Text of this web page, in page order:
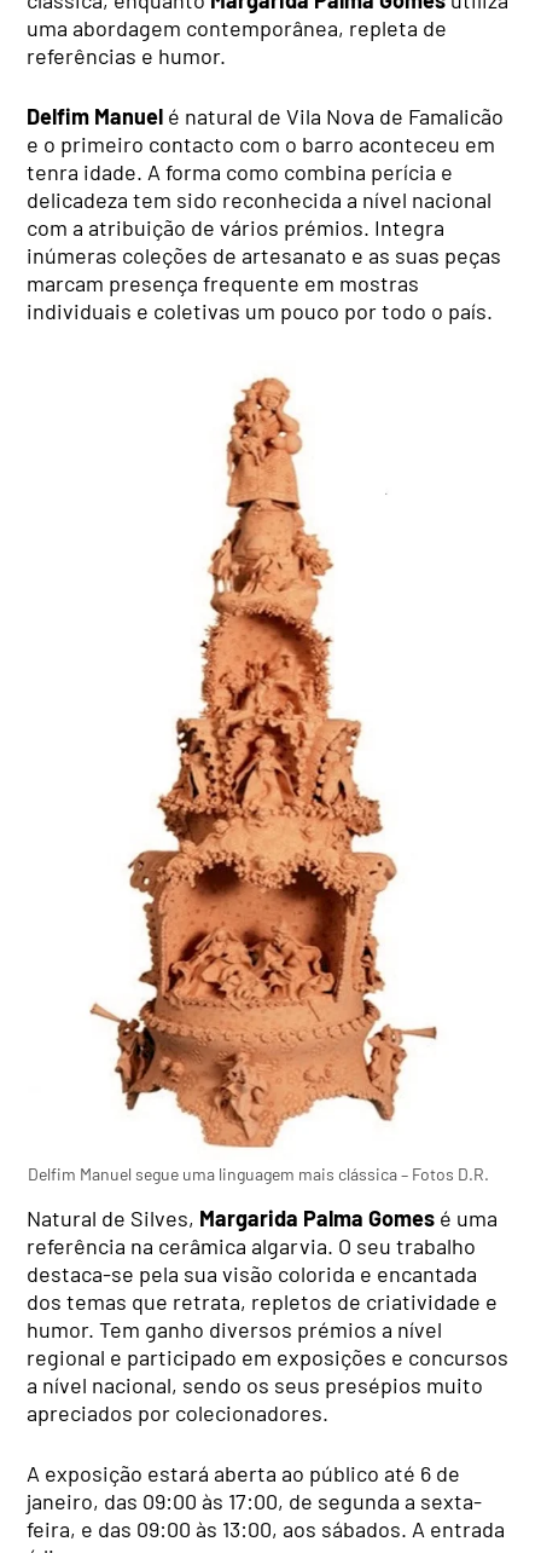
uma abordagem contemporânea, repleta de
referências e humor.
Delfim Manuel é natural de Vila Nova de Famalicão
e o primeiro contacto com o barro aconteceu em
tenra idade. A forma como combina perícia e
delicadeza tem sido reconhecida a nível nacional
com a atribuição de vários prémios. Integra
inúmeras coleções de artesanato e as suas peças
marcam presença frequente em mostras
individuais e coletivas um pouco por todo o país.
Delfim Manuel segue uma linguagem mais clássica – Fotos D.R.
Natural de Silves, Margarida Palma Gomes é uma
referência na cerâmica algarvia. O seu trabalho
destaca-se pela sua visão colorida e encantada
dos temas que retrata, repletos de criatividade e
humor. Tem ganho diversos prémios a nível
regional e participado em exposições e concursos
a nível nacional, sendo os seus presépios muito
apreciados por colecionadores.
A exposição estará aberta ao público até 6 de
janeiro, das 09:00 às 17:00, de segunda a sexta-
feira, e das 09:00 às 13:00, aos sábados. A entrada